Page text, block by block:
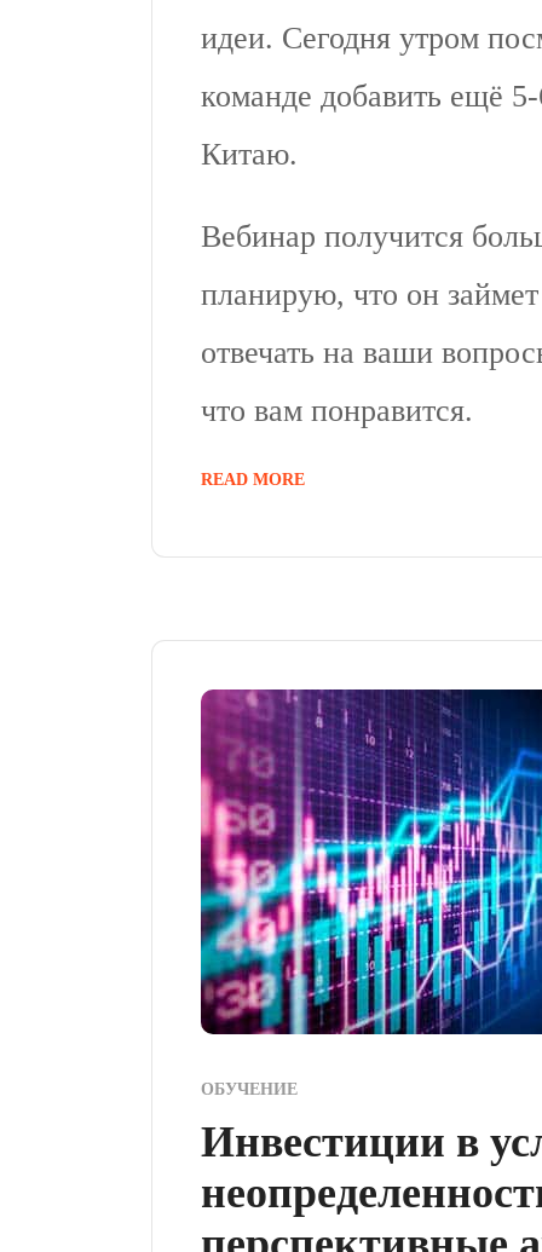
идеи. Сегодня утром
команде добавить ещё
Китаю.
Вебинар получится
планирую, что он
отвечать на ваши
что вам понравится.
READ MORE
ОБУЧЕНИЕ
Инвестиции в